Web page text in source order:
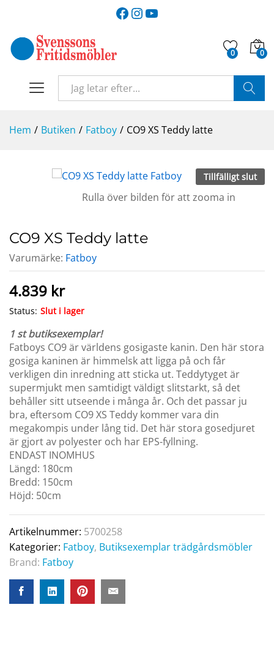
Facebook
Instagram
YouTube
0 0
Hem / Butiken / Fatboy / CO9 XS Teddy latte
Tillfälligt slut
Rulla över bilden för att zooma in
CO9 XS Teddy latte
Varumärke: Fatboy
4.839 kr
Status: Slut i lager
1 st butiksexemplar!
Fatboys CO9 är världens gosigaste kanin. Den här stora
gosiga kaninen är himmelsk att ligga på och får
verkligen din inredning att sticka ut. Teddytyget är
supermjukt men samtidigt väldigt slitstarkt, så det
behåller sitt utseende i många år. Och det passar ju
bra, eftersom CO9 XS Teddy kommer vara din
megakompis under lång tid. Det här stora gosedjuret
är gjort av polyester och har EPS-fyllning.
ENDAST INOMHUS
Längd: 180cm
Bredd: 150cm
Höjd: 50cm
Artikelnummer: 5700258
Kategorier: Fatboy, Butiksexemplar trädgårdsmöbler
Brand: Fatboy